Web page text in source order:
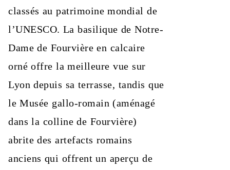
classés au patrimoine mondial de
l’UNESCO. La basilique de Notre-
Dame de Fourvière en calcaire
orné offre la meilleure vue sur
Lyon depuis sa terrasse, tandis que
le Musée gallo-romain (aménagé
dans la colline de Fourvière)
abrite des artefacts romains
anciens qui offrent un aperçu de